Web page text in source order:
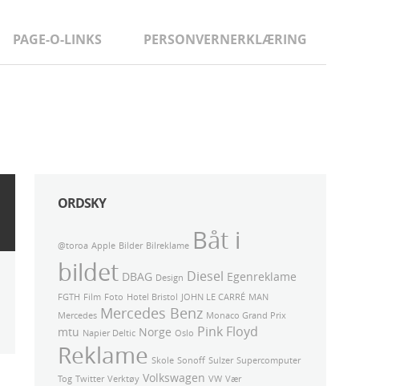
PAGE-O-LINKS PERSONVERNERKLÆRING
ORDSKY
@toroa Apple Bilder Bilreklame Båt i
bildet DBAG Design Diesel Egenreklame
FGTH Film Foto Hotel Bristol JOHN LE CARRÉ MAN
Mercedes Mercedes Benz Monaco Grand Prix
mtu Napier Deltic Norge Oslo Pink Floyd
Reklame Skole Sonoff Sulzer Supercomputer
Tog Twitter Verktøy Volkswagen VW Vær